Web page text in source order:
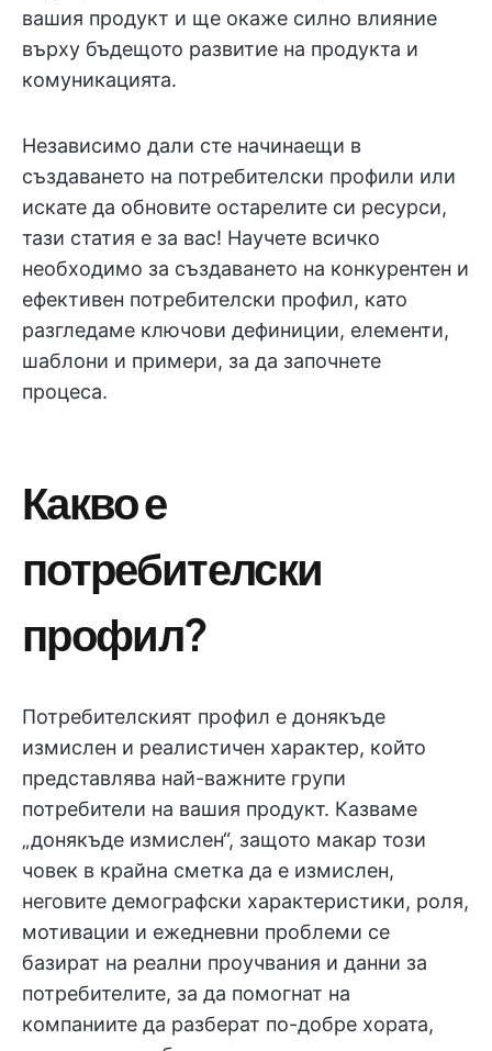
вашия продукт и ще окаже силно влияние
върху бъдещото развитие на продукта и
комуникацията.
Независимо дали сте начинаещи в
създаването на потребителски профили или
искате да обновите остарелите си ресурси,
тази статия е за вас! Научете всичко
необходимо за създаването на конкурентен и
ефективен потребителски профил, като
разгледаме ключови дефиниции, елементи,
шаблони и примери, за да започнете
процеса.
Какво е
потребителски
профил?
Потребителският профил е донякъде
измислен и реалистичен характер, който
представлява най-важните групи
потребители на вашия продукт. Казваме
„донякъде измислен“, защото макар този
човек в крайна сметка да е измислен,
неговите демографски характеристики, роля,
мотивации и ежедневни проблеми се
базират на реални проучвания и данни за
потребителите, за да помогнат на
компаниите да разберат по-добре хората,